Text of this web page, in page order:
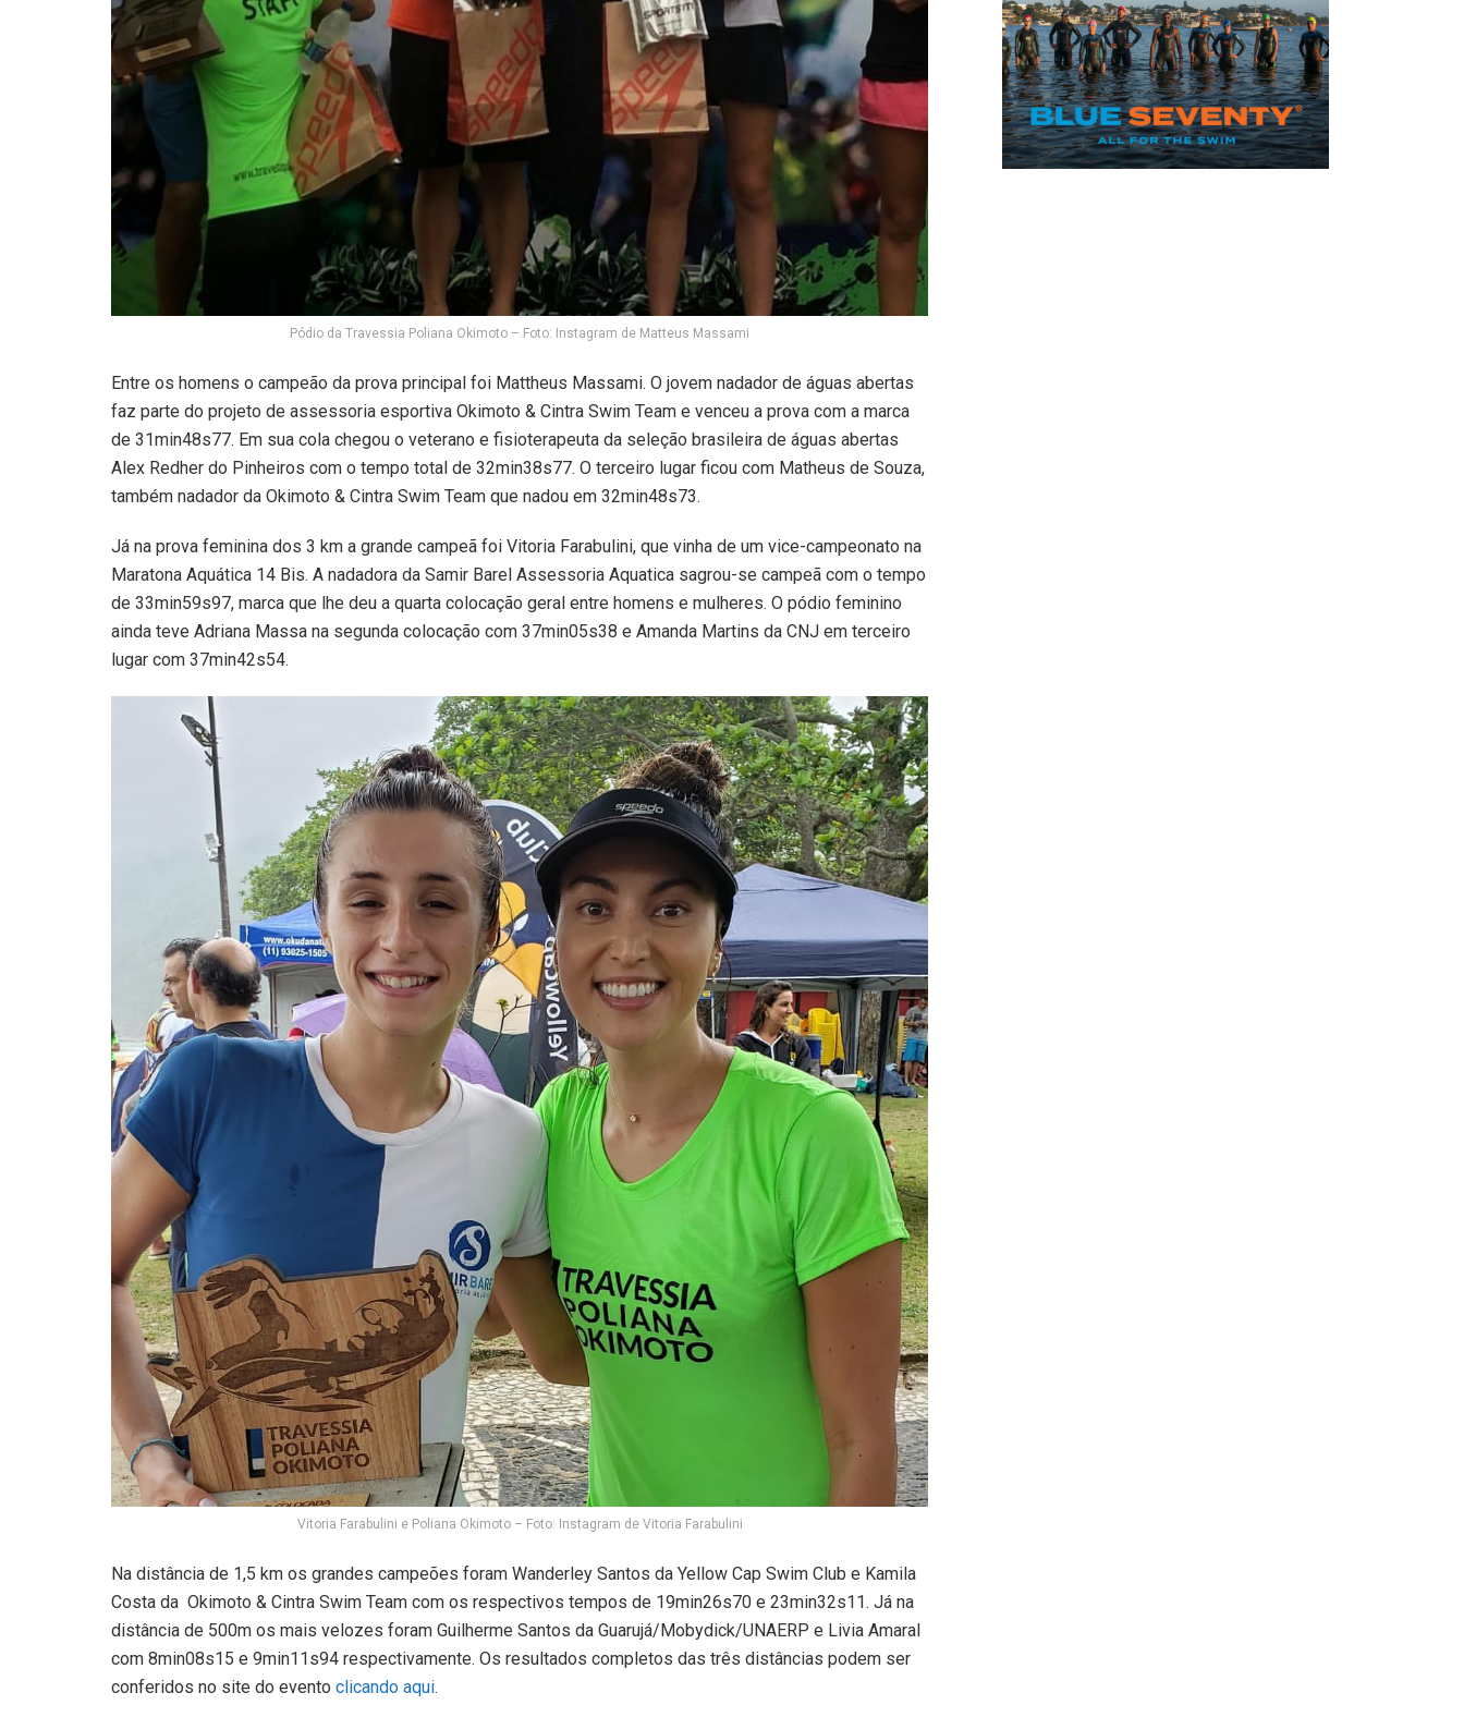
Pódio da Travessia Poliana Okimoto – Foto: Instagram de Matteus Massami
Entre os homens o campeão da prova principal foi Mattheus Massami. O jovem nadador de águas abertas
faz parte do projeto de assessoria esportiva Okimoto & Cintra Swim Team e venceu a prova com a marca
de 31min48s77. Em sua cola chegou o veterano e fisioterapeuta da seleção brasileira de águas abertas
Alex Redher do Pinheiros com o tempo total de 32min38s77. O terceiro lugar ficou com Matheus de Souza,
também nadador da Okimoto & Cintra Swim Team que nadou em 32min48s73.
Já na prova feminina dos 3 km a grande campeã foi Vitoria Farabulini, que vinha de um vice-campeonato na
Maratona Aquática 14 Bis. A nadadora da Samir Barel Assessoria Aquatica sagrou-se campeã com o tempo
de 33min59s97, marca que lhe deu a quarta colocação geral entre homens e mulheres. O pódio feminino
ainda teve Adriana Massa na segunda colocação com 37min05s38 e Amanda Martins da CNJ em terceiro
lugar com 37min42s54.
Vitoria Farabulini e Poliana Okimoto – Foto: Instagram de Vitoria Farabulini
Na distância de 1,5 km os grandes campeões foram Wanderley Santos da Yellow Cap Swim Club e Kamila
Costa da Okimoto & Cintra Swim Team com os respectivos tempos de 19min26s70 e 23min32s11. Já na
distância de 500m os mais velozes foram Guilherme Santos da Guarujá/Mobydick/UNAERP e Livia Amaral
com 8min08s15 e 9min11s94 respectivamente. Os resultados completos das três distâncias podem ser
conferidos no site do evento clicando aqui.